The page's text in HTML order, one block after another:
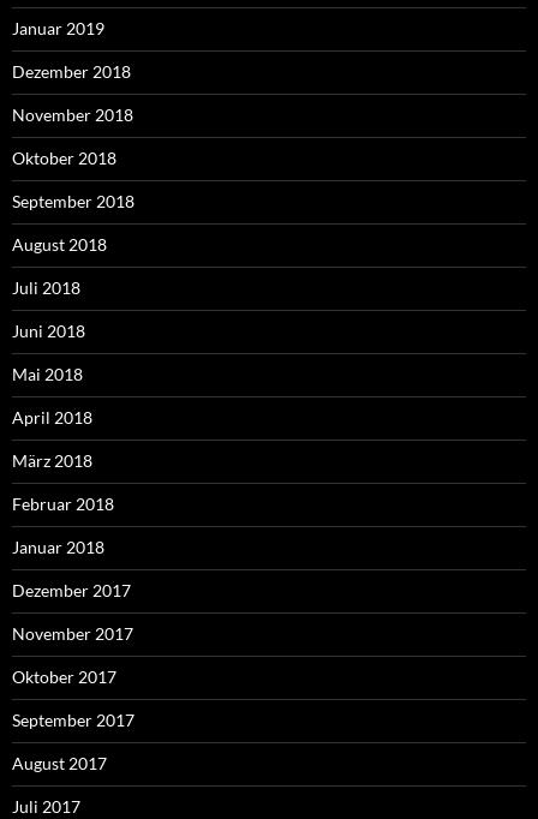
Januar 2019
Dezember 2018
November 2018
Oktober 2018
September 2018
August 2018
Juli 2018
Juni 2018
Mai 2018
April 2018
März 2018
Februar 2018
Januar 2018
Dezember 2017
November 2017
Oktober 2017
September 2017
August 2017
Juli 2017